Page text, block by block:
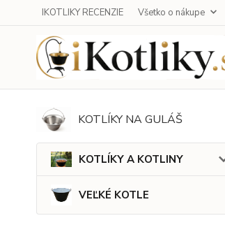
IKOTLIKY RECENZIE Všetko o nákupe
KOTLÍKY NA GULÁŠ
KOTLÍKY A KOTLINY
VEĽKÉ KOTLE